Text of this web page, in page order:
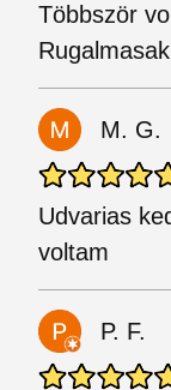
Többször
M. G.
Udvarias
voltam
P. F.